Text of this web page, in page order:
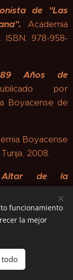
de "Las
Academia
ISBN: 978-958-
Años de
por
Boyacense de
Boyacense
2008.
Altar de la
de Boyacá,
la Imprenta de
de Tunja, año
con el
funcionamiento
la mejor
todo